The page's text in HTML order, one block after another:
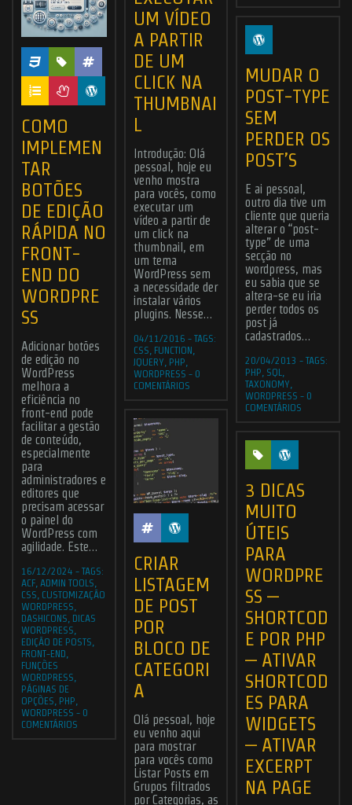
COMO
IMPLEMEN
TAR
BOTÕES
DE EDIÇÃO
RÁPIDA NO
FRONT-
END DO
WORDPRE
SS
Adicionar botões
de edição no
WordPress
melhora a
eficiência no
front-end pode
facilitar a gestão
de conteúdo,
especialmente
para
administradores e
editores que
precisam acessar
o painel do
WordPress com
agilidade. Este…
16/12/2024 - TAGS:
ACF ADMIN TOOLS
CSS CUSTOMIZAÇÃO
WORDPRESS
DASHICONS DICAS
WORDPRESS
EDIÇÃO DE POSTS
FRONT-END
FUNÇÕES
WORDPRESS
PÁGINAS DE
OPÇÕES PHP
WORDPRESS - 0
COMENTÁRIOS
UM VÍDEO
A PARTIR
DE UM
CLICK NA
THUMBNAI
L
Introdução: Olá
pessoal, hoje eu
venho mostra
para vocês, como
executar um
vídeo a partir de
um click na
thumbnail, em
um tema
WordPress sem
a necessidade der
instalar vários
plugins. Nesse…
04/11/2016 - TAGS:
CSS FUNCTION
JQUERY PHP
WORDPRESS - 0
COMENTÁRIOS
CRIAR
LISTAGEM
DE POST
POR
BLOCO DE
CATEGORI
A
Olá pessoal, hoje
eu venho aqui
para mostrar
para vocês como
Listar Posts em
Grupos filtrados
por Categorias, as
MUDAR O
POST-TYPE
SEM
PERDER OS
POST’S
E ai pessoal,
outro dia tive um
cliente que queria
alterar o “post-
type” de uma
secção no
wordpress, mas
eu sabia que se
altera-se eu iria
perder todos os
post já
cadastrados…
20/04/2013 -TAGS:
PHP SQL
TAXONOMY
WORDPRESS - 0
COMENTÁRIOS
3 DICAS
MUITO
ÚTEIS
PARA
WORDPRE
SS –
SHORTCOD
E POR PHP
– ATIVAR
SHORTCOD
ES PARA
WIDGETS
– ATIVAR
EXCERPT
NA PAGE